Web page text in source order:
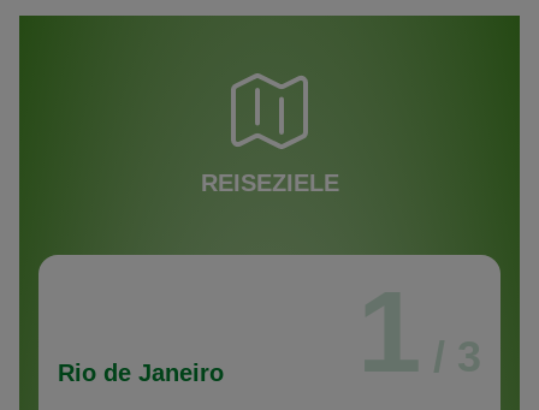
REISEZIELE
Rio de Janeiro 1 / 3